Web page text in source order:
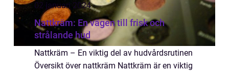
02 januari 2024
Nattkräm: En vägen till frisk och
strålande hud
Nattkräm – En viktig del av hudvårdsrutinen
Översikt över nattkräm Nattkräm är en viktig